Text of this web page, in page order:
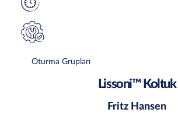
Oturma Grupları
Lissoni™ Koltuk
Fritz Hansen